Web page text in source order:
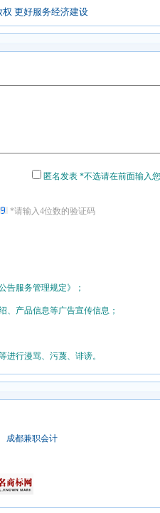
更好服务经济建设
匿名发表 *不选请在前面输入
*请输入4位数的验证码
告服务管理规定》；
、产品信息等广告宣传信息；
进行漫骂、污蔑、诽谤。
成都兼职会计